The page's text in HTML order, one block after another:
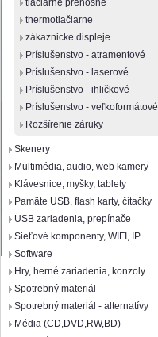
tlačiarne prenosné
thermotlačiarne
zákaznicke displeje
Príslušenstvo - atramentové
Príslušenstvo - laserové
Príslušenstvo - ihličkové
Príslušenstvo - veľkoformátové
Rozšírenie záruky
Skenery
Multimédia, audio, web kamery
Klávesnice, myšky, tablety
Pamäte USB, flash karty, čítačky
USB zariadenia, prepínače
Sieťové komponenty, WIFI, IP
Software
Hry, herné zariadenia, konzoly
Spotrebný materiál
Spotrebný materiál - alternatívy
Média (CD,DVD,RW,BD)